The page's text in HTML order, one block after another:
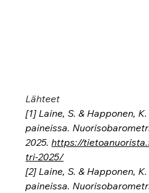
Lähteet
[1] Laine, S. & Happonen,
paineissa.
2025. https://
tri-2025/
[2] Laine, S. & Happonen,
paineissa.